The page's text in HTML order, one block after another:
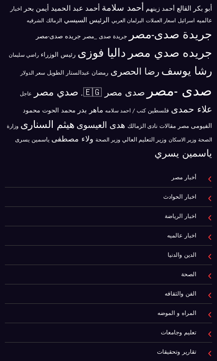
أبو بكر القالع أحمد زينهم أحمد سلامة أحمد عبد الحميد أيمن بحر اخبار
عالميه اسرائيل اسعار العملات البرلمان العربي الرئيس السيسي الزمالك الشرقيه
جريدة صدى-مصر جريدة صدى _مصر جريده صدى-مصر
جريده صدي مصر داليا فوزى رئيس الوزراء راضي سليمان
رشا يوسف رضا الحصرى رمضان عبدالستار الطويل سعر الدولار
صدى -مصر صدى مصر 🇪🇬. صدي مصر عاجل
علاء حمدى فلسطين كتب / احمد سلامه ماهر بدر محمد الحوت محمود
الفيومى مصر مقالات نادى الزمالك هدى العيسوى هيثم السنارى وزارة
الصحة وزير الاسكان وزير التعليم العالي وزير الصحة ولاء مصطفى ياسمين يسرى
ياسمين يسري
أخبار مصر
اخبار الحوادث
اخبار الرياضة
اخبار عالميه
الدين والدنيا
الصحة
الفن والثقافه
المراه و الموضه
تعليم وجامعات
تقارير وتحقيقات